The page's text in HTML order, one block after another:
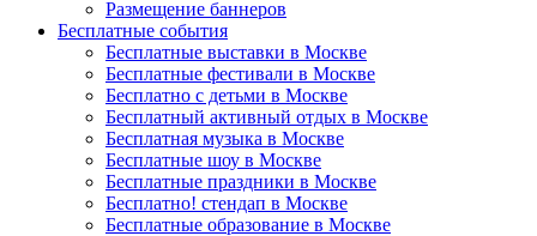
Размещение баннеров
Бесплатные события
Бесплатные выставки в Москве
Бесплатные фестивали в Москве
Бесплатно с детьми в Москве
Бесплатный активный отдых в Москве
Бесплатная музыка в Москве
Бесплатные шоу в Москве
Бесплатные праздники в Москве
Бесплатно! стендап в Москве
Бесплатные образование в Москве